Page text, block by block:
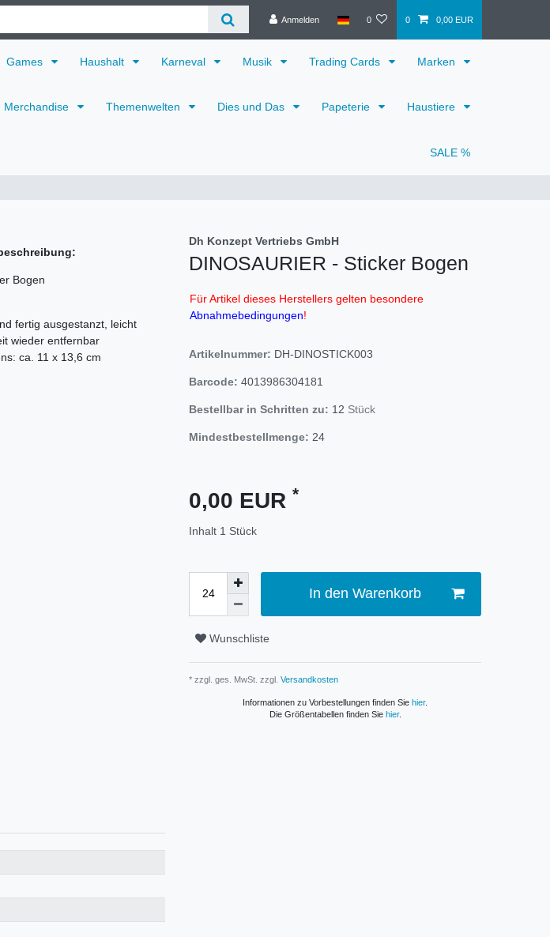
Anmelden 0 0 0,00 EUR
Games Haushalt Karneval Musik Trading Cards Marken
Merchandise Themenwelten Dies und Das Papeterie Haustiere
SALE %
Bogen
fertig ausgestanzt, leicht
wieder entfernbar
ca. 11 x 13,6 cm
Dh Konzept Vertriebs GmbH
DINOSAURIER - Sticker Bogen
Für Artikel dieses Herstellers gelten besondere
Abnahmebedingungen!
Artikelnummer: DH-DINOSTICK003
Barcode: 4013986304181
Bestellbar in Schritten zu: 12 Stück
Mindestbestellmenge: 24
0,00 EUR *
Inhalt 1 Stück
In den Warenkorb
Wunschliste
* zzgl. ges. MwSt. zzgl. Versandkosten
Informationen zu Vorbestellungen finden Sie hier.
Die Größentabellen finden Sie hier.